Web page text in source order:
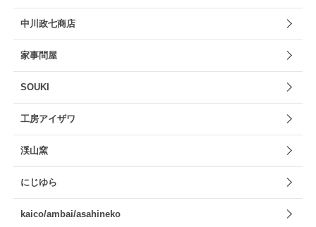
中川政七商店
家事問屋
SOUKI
工房アイザワ
渓山窯
にじゆら
kaico/ambai/asahineko